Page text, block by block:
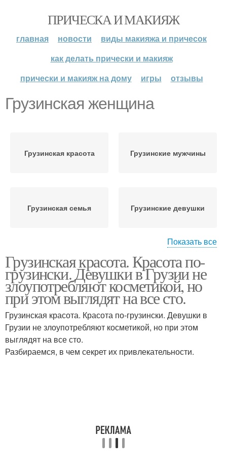
ПРИЧЕСКА И МАКИЯЖ
главная новости
виды макияжа и причесок
как делать прически и макияж
прически и макияж на дому
игры отзывы
Грузинская женщина
Грузинская красота Грузинские мужчины
Грузинская семья Грузинские девушки
Грузинские семьи Грузинские женщины
Грузинские имена
Показать все
Грузинская красота. Красота по-
грузински. Девушки в Грузии не
злоупотребляют косметикой, но
при этом выглядят на все сто.
Грузинская красота. Красота по-грузински. Девушки в
Грузии не злоупотребляют косметикой, но при этом
выглядят на все сто.
Разбираемся, в чем секрет их привлекательности.